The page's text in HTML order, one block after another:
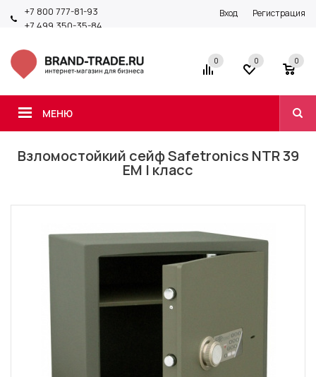
+7 800 777-81-93
+7 499 350-35-84
Вход Регистрация
МЕНЮ
0 0 0
Взломостойкий сейф Safetronics NTR 39
EM I класс